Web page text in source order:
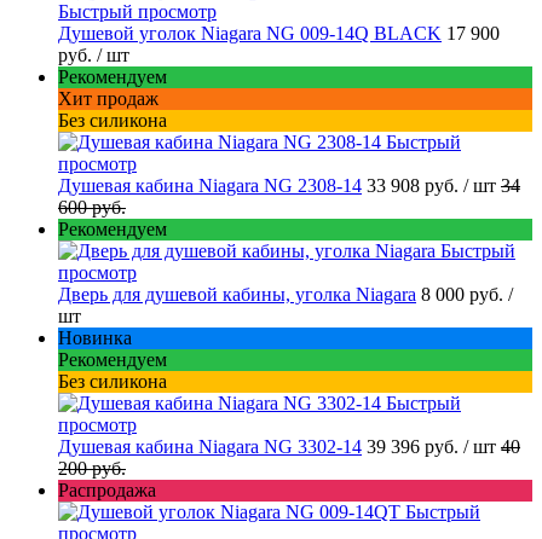
Быстрый просмотр
Душевой уголок Niagara NG 009-14Q BLACK 17 900
руб. / шт
Рекомендуем
Хит продаж
Без силикона
Быстрый
просмотр
Душевая кабина Niagara NG 2308-14 33 908 руб. / шт 34
600 руб.
Рекомендуем
Быстрый
просмотр
Дверь для душевой кабины, уголка Niagara 8 000 руб. /
шт
Новинка
Рекомендуем
Без силикона
Быстрый
просмотр
Душевая кабина Niagara NG 3302-14 39 396 руб. / шт 40
200 руб.
Распродажа
Быстрый
просмотр